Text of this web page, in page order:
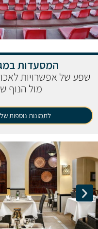
המסעדות
שפע של אפשרויות
מול הנוף
לתמונות נוספות